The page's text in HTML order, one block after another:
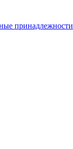
принадлежности